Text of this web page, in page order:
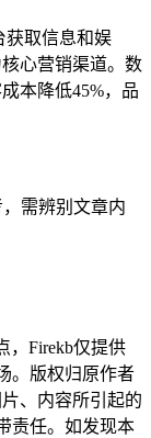
取信息和娱
心营销渠道。数
本降低45%，品
需辨别文章内
，Firekb仅提供
。版权归原作者
、内容所引起的
责任。如发现本